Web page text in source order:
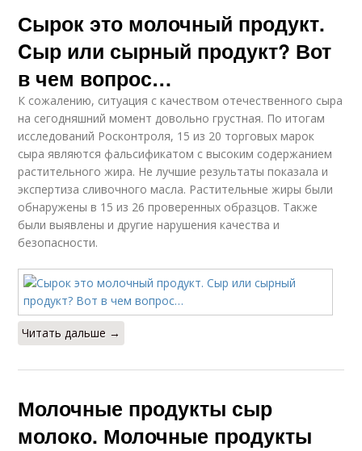
Сырок это молочный продукт.
Cыр или сырный продукт? Вот
в чем вопрос…
К сожалению, ситуация с качеством отечественного сыра
на сегодняшний момент довольно грустная. По итогам
исследований Росконтроля, 15 из 20 торговых марок
сыра являются фальсификатом с высоким содержанием
растительного жира. Не лучшие результаты показала и
экспертиза сливочного масла. Растительные жиры были
обнаружены в 15 из 26 проверенных образцов. Также
были выявлены и другие нарушения качества и
безопасности.
Читать дальше →
Молочные продукты сыр
молоко. Молочные продукты